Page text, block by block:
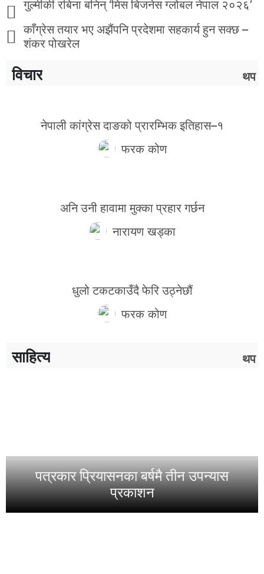
गुल्मीकी रबिना बनिन् ‘मिस बिजनेस ग्लोबल नेपाल २०२६’
काँग्रेस तयार भए अझैंपनि प्रदेशमा सहकार्य हुन सक्छ –
शंकर पोखरेल
विचार थप
नेपाली कांग्रेस दाङको प्रारम्भिक इतिहास–१
फरक कोण
अनि उनी हावामा मुक्का प्रहार गर्छन
नारायण खड्का
धुलो टकटकाउँदै फेरि उठ्नेछौं
फरक कोण
साहित्य थप
पत्रकार प्रियासनका बर्षमै तीन उपन्यास
प्रकाशन